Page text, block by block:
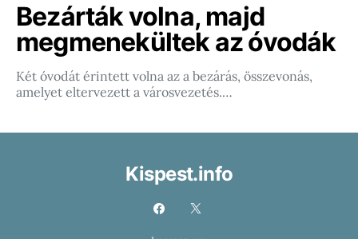
Bezárták volna, majd
megmenekültek az óvodák
Két óvodát érintett volna az a bezárás, összevonás,
amelyet eltervezett a városvezetés.…
Kispest.info